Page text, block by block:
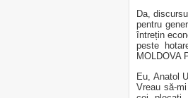
Da,
pentru
întrețin
peste
MOLDOVA
Eu, Anatol
Vreau să-